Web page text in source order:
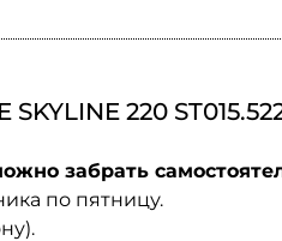
220
забрать
по пятницу.